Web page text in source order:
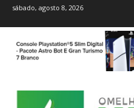
sábado, agosto 8, 2026